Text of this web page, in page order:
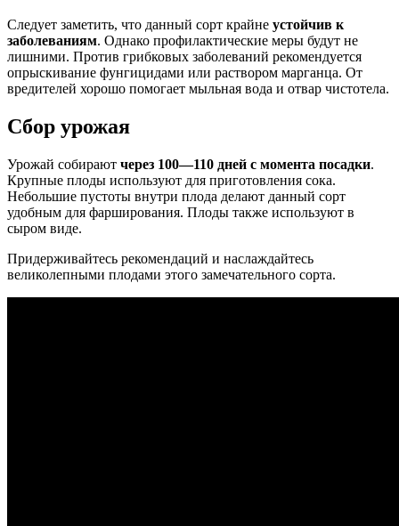
Следует заметить, что данный сорт крайне устойчив к
заболеваниям. Однако профилактические меры будут не
лишними. Против грибковых заболеваний рекомендуется
опрыскивание фунгицидами или раствором марганца. От
вредителей хорошо помогает мыльная вода и отвар чистотела.
Сбор урожая
Урожай собирают через 100—110 дней с момента посадки.
Крупные плоды используют для приготовления сока.
Небольшие пустоты внутри плода делают данный сорт
удобным для фарширования. Плоды также используют в
сыром виде.
Придерживайтесь рекомендаций и наслаждайтесь
великолепными плодами этого замечательного сорта.